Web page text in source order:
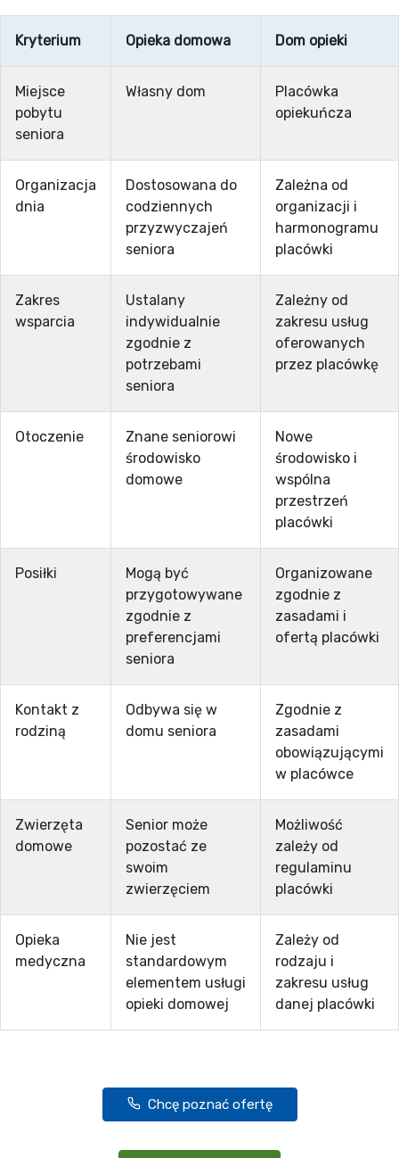
Kryterium Opieka domowa Dom opieki
Miejsce
pobytu
seniora
Własny dom
Placówka
opiekuńcza
Organizacja
dnia
Dostosowana do
codziennych
przyzwyczajeń
seniora
Zależna od
organizacji i
harmonogramu
placówki
Zakres
wsparcia
Ustalany
indywidualnie
zgodnie z
potrzebami
seniora
Zależny od
zakresu usług
oferowanych
przez placówkę
Otoczenie
Znane seniorowi
środowisko
domowe
Nowe
środowisko i
wspólna
przestrzeń
placówki
Posiłki
Mogą być
przygotowywane
zgodnie z
preferencjami
seniora
Organizowane
zgodnie z
zasadami i
ofertą placówki
Kontakt z
rodziną
Odbywa się w
domu seniora
Zgodnie z
zasadami
obowiązującymi
w placówce
Zwierzęta
domowe
Senior może
pozostać ze
swoim
zwierzęciem
Możliwość
zależy od
regulaminu
placówki
Opieka
medyczna
Nie jest
standardowym
elementem usługi
opieki domowej
Zależy od
rodzaju i
zakresu usług
danej placówki
Chcę poznać ofertę